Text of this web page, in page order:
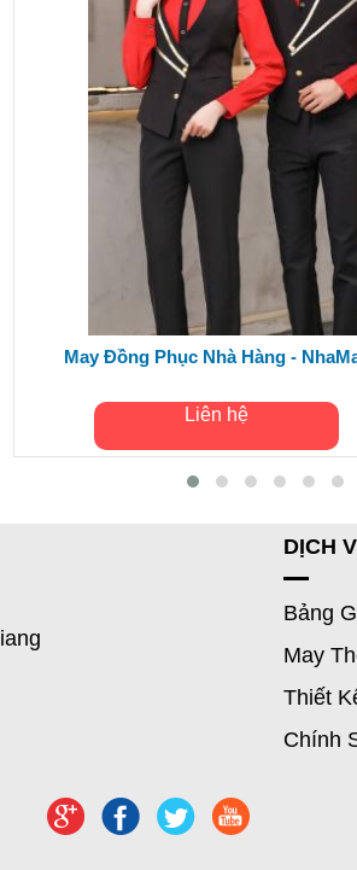
May Đồng Phục Nhà Hàng -
Liên hệ
DỊCH
Bảng
May
Thiết
Chính